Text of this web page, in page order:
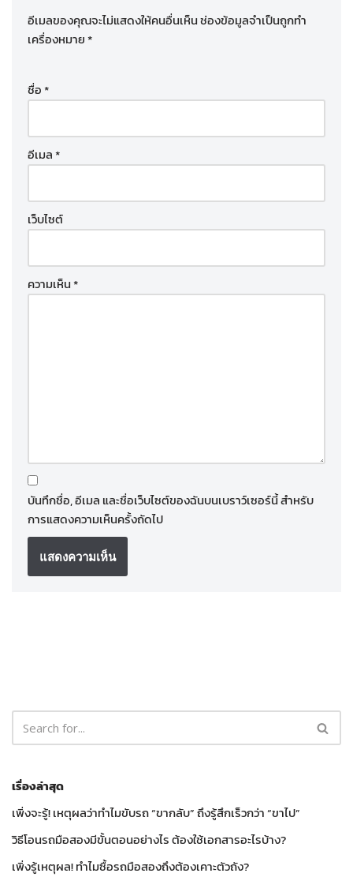
อีเมลของคุณจะไม่แสดงให้คนอื่นเห็นช่องข้อมูลจำเป็นถูกทำ
เครื่องหมาย*
ชื่อ*
อีเมล*
เว็บไซต์
ความเห็น*
บันทึกชื่อ, อีเมล และชื่อเว็บไซต์ของฉันบนเบราว์เซอร์นี้ สำหรับ
การแสดงความเห็นครั้งถัดไป
เรื่องล่าสุด
เพิ่งจะรู้! เหตุผลว่าทำไมขับรถ “ขากลับ” ถึงรู้สึกเร็วกว่า “ขาไป”
วิธีโอนรถมือสองมีขั้นตอนอย่างไร ต้องใช้เอกสารอะไรบ้าง?
เพิ่งรู้เหตุผล! ทำไมซื้อรถมือสองถึงต้องเคาะตัวถัง?